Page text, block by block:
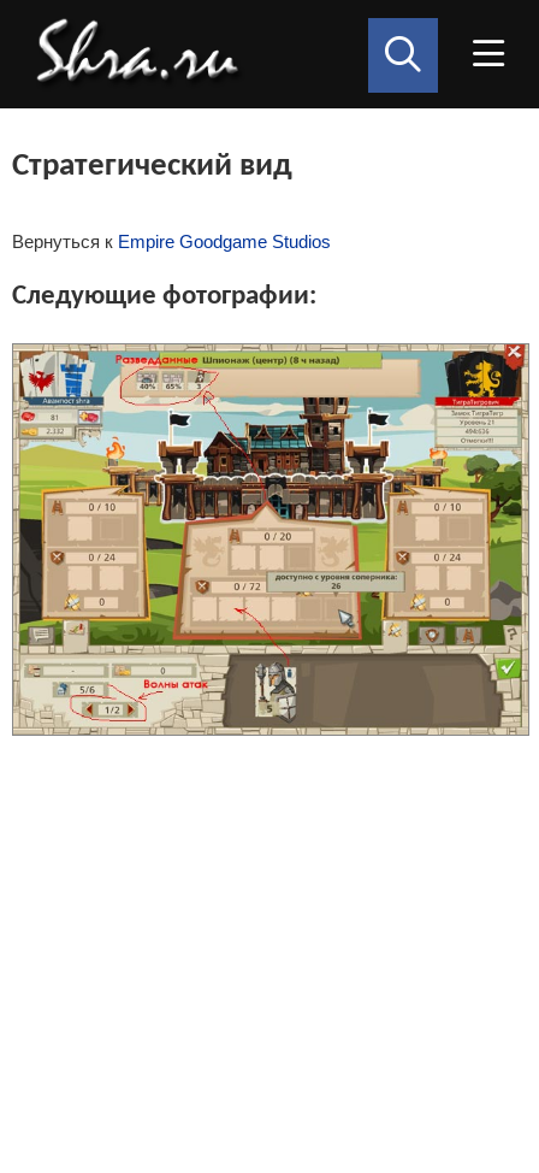
Стратегический вид
Вернуться к Empire Goodgame Studios
Следующие фотографии: